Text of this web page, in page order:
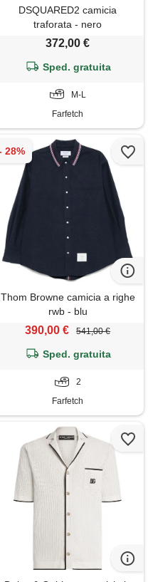
DSQUARED2 camicia
traforata - nero
372,00 €
Sped. gratuita
M-L
Farfetch
Thom Browne camicia a righe
rwb - blu
390,00 € 541,00 €
Sped. gratuita
2
Farfetch